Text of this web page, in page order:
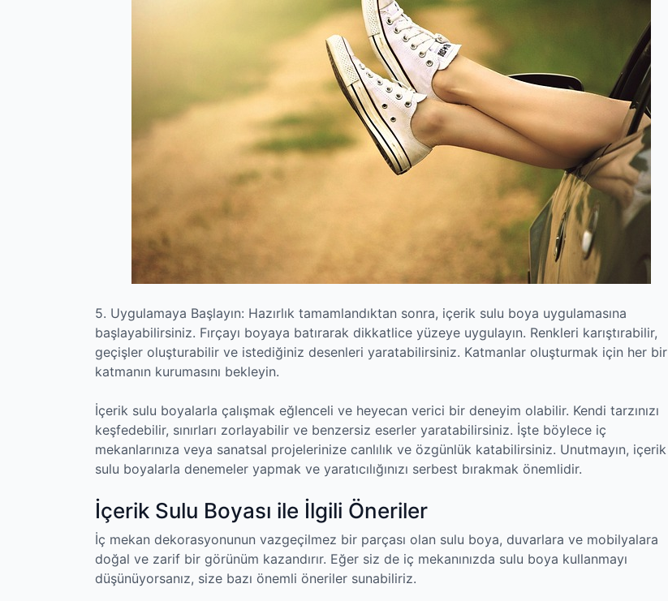
5. Uygulamaya Başlayın: Hazırlık tamamlandıktan sonra, içerik sulu boya uygulamasına
başlayabilirsiniz. Fırçayı boyaya batırarak dikkatlice yüzeye uygulayın. Renkleri karıştırabilir,
geçişler oluşturabilir ve istediğiniz desenleri yaratabilirsiniz. Katmanlar oluşturmak için her bir
katmanın kurumasını bekleyin.
İçerik sulu boyalarla çalışmak eğlenceli ve heyecan verici bir deneyim olabilir. Kendi tarzınızı
keşfedebilir, sınırları zorlayabilir ve benzersiz eserler yaratabilirsiniz. İşte böylece iç
mekanlarınıza veya sanatsal projelerinize canlılık ve özgünlük katabilirsiniz. Unutmayın, içerik
sulu boyalarla denemeler yapmak ve yaratıcılığınızı serbest bırakmak önemlidir.
İçerik Sulu Boyası ile İlgili Öneriler
İç mekan dekorasyonunun vazgeçilmez bir parçası olan sulu boya, duvarlara ve mobilyalara
doğal ve zarif bir görünüm kazandırır. Eğer siz de iç mekanınızda sulu boya kullanmayı
düşünüyorsanız, size bazı önemli öneriler sunabiliriz.